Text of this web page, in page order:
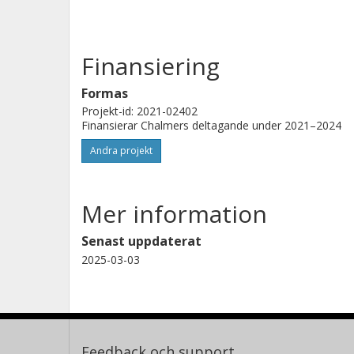
Finansiering
Formas
Projekt-id: 2021-02402
Finansierar Chalmers deltagande under 2021–2024
Andra projekt
Mer information
Senast uppdaterat
2025-03-03